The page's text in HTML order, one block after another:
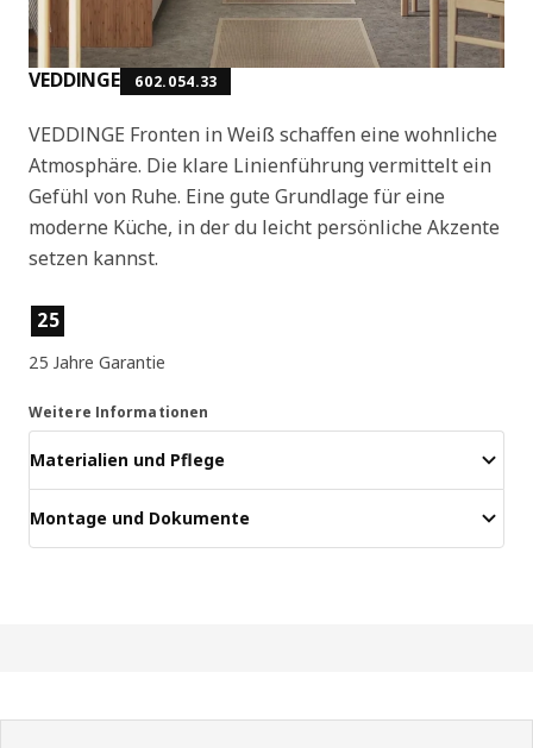
VEDDINGE 602.054.33
VEDDINGE Fronten in Weiß schaffen eine wohnliche
Atmosphäre. Die klare Linienführung vermittelt ein
Gefühl von Ruhe. Eine gute Grundlage für eine
moderne Küche, in der du leicht persönliche Akzente
setzen kannst.
Produktmerkmale
25
25 Jahre Garantie
Weitere Informationen
Materialien und Pflege
Montage und Dokumente